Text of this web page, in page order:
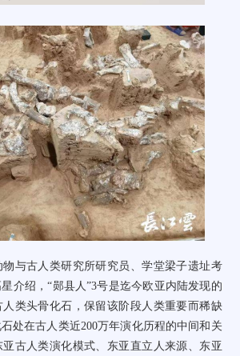
与古人类研究所研究员、学堂梁子遗址考
介绍，“郧县人”3号是迄今欧亚内陆发现的
类头骨化石，保留该阶段人类重要而稀缺
处在古人类近200万年演化历程的中间和关
古人类演化模式、东亚直立人来源、东亚